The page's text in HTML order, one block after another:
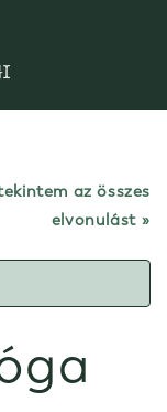
az összes
elvonulást